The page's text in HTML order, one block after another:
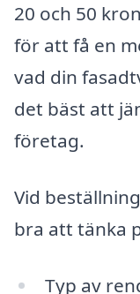
20 och 50
för att få en
vad din
det bäst att
företag.
Vid
bra att tänka
Typ av